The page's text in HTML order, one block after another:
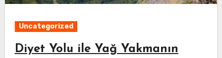
Uncategorized
Diyet Yolu ile Yağ Yakmanın